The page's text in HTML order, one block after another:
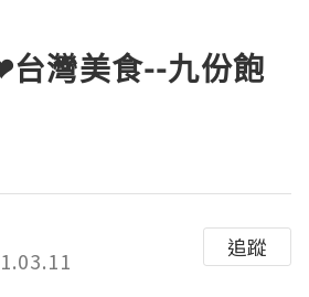
灣美食--九份飽
追蹤